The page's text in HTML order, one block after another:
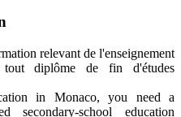
relevant de l'enseignement
tout diplôme de fin d'études
in Monaco, you need a
secondary-school education